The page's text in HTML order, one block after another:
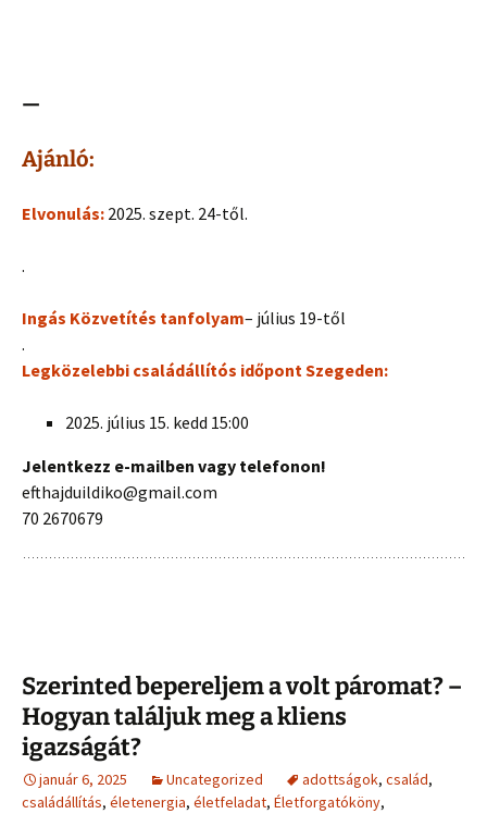
—
Ajánló:
Elvonulás: 2025. szept. 24-től.
.
Ingás Közvetítés tanfolyam– július 19-től
.
Legközelebbi családállítós időpont Szegeden:
2025. július 15. kedd 15:00
Jelentkezz e-mailben vagy telefonon!
efthajduildiko@gmail.com
70 2670679
Szerinted bepereljem a volt páromat? –
Hogyan találjuk meg a kliens
igazságát?
január 6, 2025 Uncategorized adottságok, család,
családállítás, életenergia, életfeladat, Életforgatóköny,